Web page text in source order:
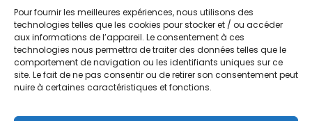
Pour fournir les meilleures expériences, nous utilisons des
technologies telles que les cookies pour stocker et / ou accéder
aux informations de l’appareil. Le consentement à ces
technologies nous permettra de traiter des données telles que le
comportement de navigation ou les identifiants uniques sur ce
site. Le fait de ne pas consentir ou de retirer son consentement peut
nuire à certaines caractéristiques et fonctions.